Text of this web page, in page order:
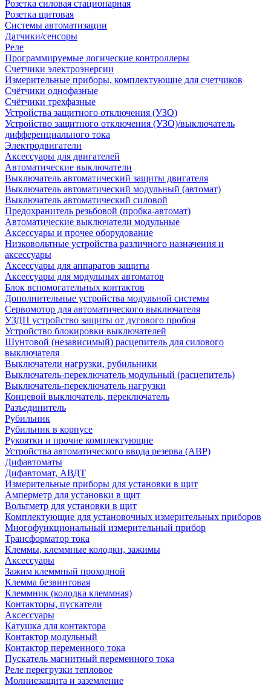
Розетка силовая стационарная
Розетка щитовая
Системы автоматизации
Датчики/сенсоры
Реле
Программируемые логические контроллеры
Счетчики электроэнергии
Измерительные приборы, комплектующие для счетчиков
Счётчики однофазные
Счётчики трехфазные
Устройства защитного отключения (УЗО)
Устройство защитного отключения (УЗО)/выключатель
дифференциального тока
Электродвигатели
Аксессуары для двигателей
Автоматические выключатели
Выключатель автоматический защиты двигателя
Выключатель автоматический модульный (автомат)
Выключатель автоматический силовой
Предохранитель резьбовой (пробка-автомат)
Автоматические выключатели модульные
Аксессуары и прочее оборудование
Низковольтные устройства различного назначения и
аксессуары
Аксессуары для аппаратов защиты
Аксессуары для модульных автоматов
Блок вспомогательных контактов
Дополнительные устройства модульной системы
Сервомотор для автоматического выключателя
УЗДП устройство защиты от дугового пробоя
Устройство блокировки выключателей
Шунтовой (независимый) расцепитель для силового
выключателя
Выключатели нагрузки, рубильники
Выключатель-переключатель модульный (расцепитель)
Выключатель-переключатель нагрузки
Концевой выключатель, переключатель
Разъединитель
Рубильник
Рубильник в корпусе
Рукоятки и прочие комплектующие
Устройства автоматического ввода резерва (АВР)
Дифавтоматы
Дифавтомат, АВДТ
Измерительные приборы для установки в щит
Амперметр для установки в щит
Вольтметр для установки в щит
Комплектующие для установочных измерительных приборов
Многофункциональный измерительный прибор
Трансформатор тока
Клеммы, клеммные колодки, зажимы
Аксессуары
Зажим клеммный проходной
Клемма безвинтовая
Клеммник (колодка клеммная)
Контакторы, пускатели
Аксессуары
Катушка для контактора
Контактор модульный
Контактор переменного тока
Пускатель магнитный переменного тока
Реле перегрузки тепловое
Молниезащита и заземление